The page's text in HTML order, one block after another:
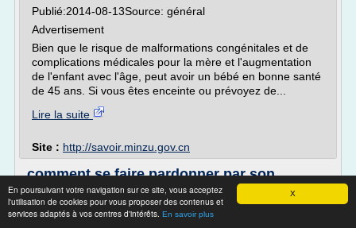
X
En poursuivant votre navigation sur ce site, vous acceptez
l'utilisation de cookies pour vous proposer des contenus et
services adaptés à vos centres d'intérêts. En savoir plus
Publié:2014-08-13Source: général
Advertisement
Bien que le risque de malformations congénitales et de
complications médicales pour la mère et l'augmentation
de l'enfant avec l'âge, peut avoir un bébé en bonne santé
de 45 ans. Si vous êtes enceinte ou prévoyez de...
Lire la suite
Site : http://savoir.minzu.gov.cn
comment se faire pardonner par son
homme? » couple en crise
Etre amoureuse de deux hommes, comment choisir? »